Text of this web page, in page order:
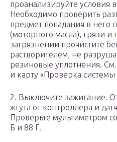
проанализируйте условия
Необходимо проверить
предмет попадания в него
(моторного масла), грязи
загрязнении прочистите
растворителем, не
резиновые уплотнения.
и карту «Проверка
2. Выключите зажигание.
жгута от контроллера и
Проверьте мультиметром
Б и 88 Г.